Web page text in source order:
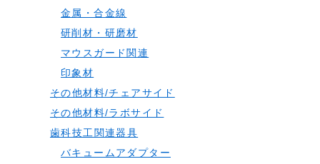
金属・合金線
研削材・研磨材
マウスガード関連
印象材
その他材料/チェアサイド
その他材料/ラボサイド
歯科技工関連器具
バキュームアダプター